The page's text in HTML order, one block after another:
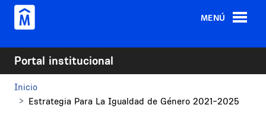
Pasar al contenido principal
MENÚ
Portal institucional
Inicio
Estrategia Para La Igualdad de Género 2021-2025